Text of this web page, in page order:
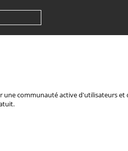
une communauté active d'utilisateurs